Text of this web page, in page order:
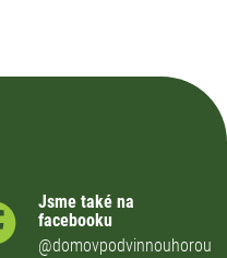
Jsme také na
facebooku
@domovpodvinnouhorou